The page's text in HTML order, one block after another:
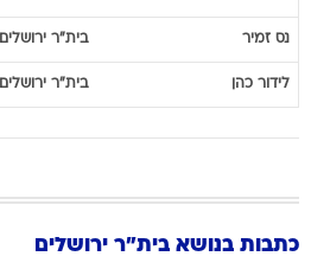
נס זמיר בית"ר ירושלים
לידור כהן בית"ר ירושלים
כתבות בנושא בית"ר ירושלים